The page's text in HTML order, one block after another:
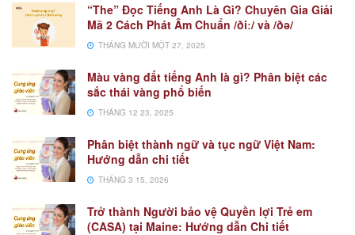
“The” Đọc Tiếng Anh Là Gì? Chuyên Gia Giải
Mã 2 Cách Phát Âm Chuẩn /ðiː/ và /ðə/
THÁNG MƯỜI MỘT 27, 2025
Màu vàng đất tiếng Anh là gì? Phân biệt các
sắc thái vàng phổ biến
THÁNG 12 23, 2025
Phân biệt thành ngữ và tục ngữ Việt Nam:
Hướng dẫn chi tiết
THÁNG 3 15, 2026
Trở thành Người bảo vệ Quyền lợi Trẻ em
(CASA) tại Maine: Hướng dẫn Chi tiết